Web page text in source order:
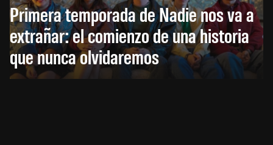
Primera temporada de Nadie nos va a
extrañar: el comienzo de una historia
que nunca olvidaremos